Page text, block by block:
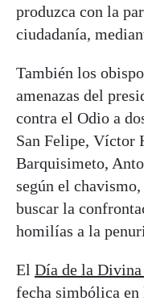
produzca con la
ciudadanía,
También los
amenazas del
contra el Odio a
San Felipe, Víctor
Barquisimeto,
según el
buscar la
homilías a la
El Día de la Divina
fecha simbólica en